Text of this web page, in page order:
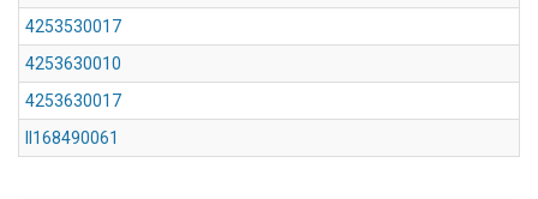
4253530017
4253630010
4253630017
II168490061